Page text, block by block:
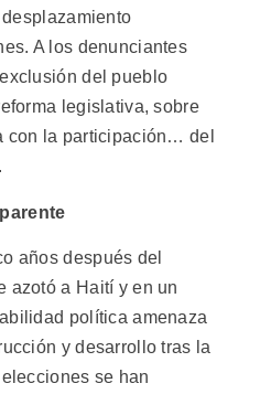
A los denunciantes
del pueblo
legislativa, sobre
con la participación… del
años después del
azotó a Haití y en un
política amenaza
y desarrollo tras la
se han